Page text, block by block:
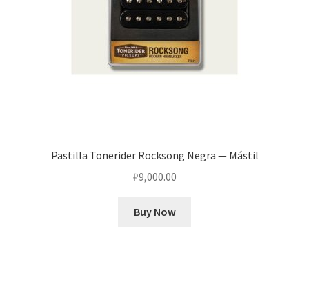
Pastilla Tonerider Rocksong Negra — Mástil
₽9,000.00
Buy Now